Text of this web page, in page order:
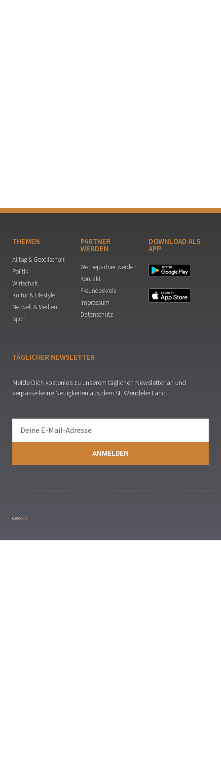
THEMEN
Alltag & Gesellschaft
Politik
Wirtschaft
Kultur & Lifestyle
Netwelt & Medien
Sport
PARTNER
WERDEN
Werbepartner werden
Kontakt
Freundeskreis
Impressum
Datenschutz
DOWNLOAD ALS
APP
TÄGLICHER NEWSLETTER
Melde Dich kostenlos zu unserem täglichen Newsletter an und
verpasse keine Neuigkeiten aus dem St. Wendeler Land.
ANMELDEN